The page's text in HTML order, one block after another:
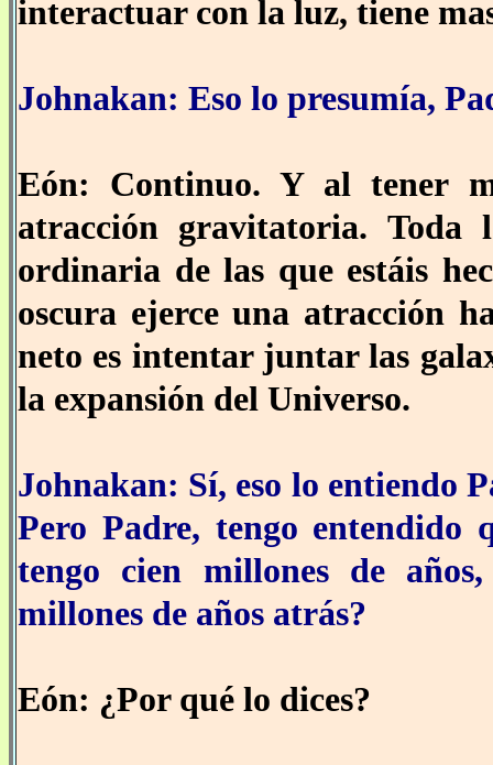
interactuar con la luz, tiene
Johnakan: Eso lo presumía,
Eón: Continuo. Y al tener
atracción gravitatoria.
ordinaria de las que estáis
oscura ejerce una atracción
neto es intentar juntar las
la expansión del Universo.
Johnakan: Sí, eso lo entiendo
Pero Padre, tengo entendido
tengo cien millones de
millones de años atrás?
Eón: ¿Por qué lo dices?